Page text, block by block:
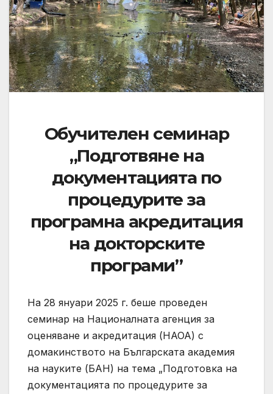
Обучителен семинар
„Подготвяне на
документацията по
процедурите за
програмна акредитация
на докторските
програми”
На 28 януари 2025 г. беше проведен
семинар на Националната агенция за
оценяване и акредитация (НАОА) с
домакинството на Българската академия
на науките (БАН) на тема „Подготовка на
документацията по процедурите за